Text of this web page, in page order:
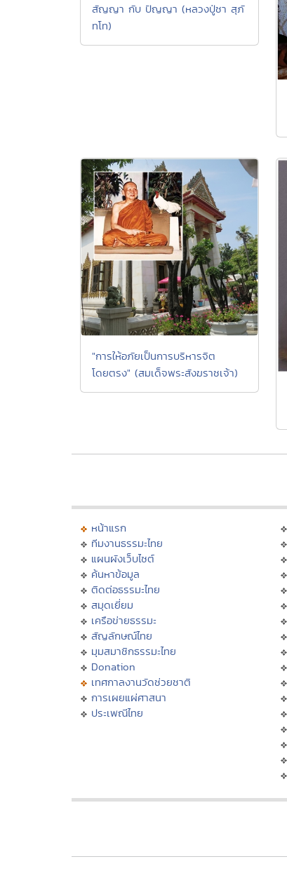
สัญญา กับ ปัญญา (หลวงปู่ชา สุภั
ทโท)
"การให้อภัยเป็นการบริหารจิต
โดยตรง" (สมเด็จพระสังฆราชเจ้า)
หน้าแรก
ทีมงานธรรมะไทย
แผนผังเว็บไซต์
ค้นหาข้อมูล
ติดต่อธรรมะไทย
สมุดเยี่ยม
เครือข่ายธรรมะ
สัญลักษณ์ไทย
มุมสมาชิกธรรมะไทย
Donation
เทศกาลงานวัดช่วยชาติ
การเผยแผ่ศาสนา
ประเพณีไทย